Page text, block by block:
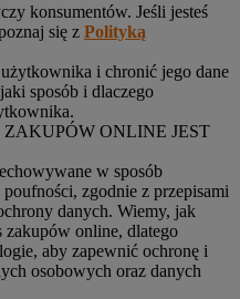
konsumentów. Jeśli jesteś
się z Polityką
i chronić jego dane
sposób i dlaczego
ONLINE JEST
w sposób
zgodnie z przepisami
danych. Wiemy, jak
zakupów online, dlatego
aby zapewnić ochronę i
osobowych oraz danych